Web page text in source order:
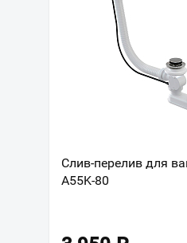
Слив-перелив для
A55K-80